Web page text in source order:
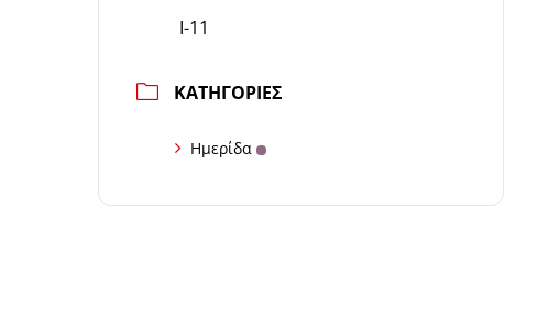
Ι-11
ΚΑΤΗΓΟΡΊΕΣ
Ημερίδα